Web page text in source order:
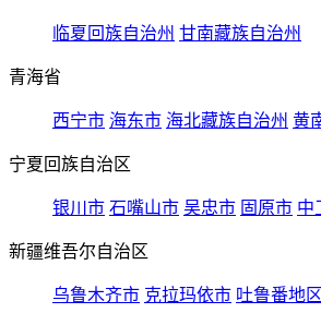
临夏回族自治州 甘南藏族自治州
青海省
西宁市 海东市 海北藏族自治州 黄
宁夏回族自治区
银川市 石嘴山市 吴忠市 固原市 中
新疆维吾尔自治区
乌鲁木齐市 克拉玛依市 吐鲁番地区